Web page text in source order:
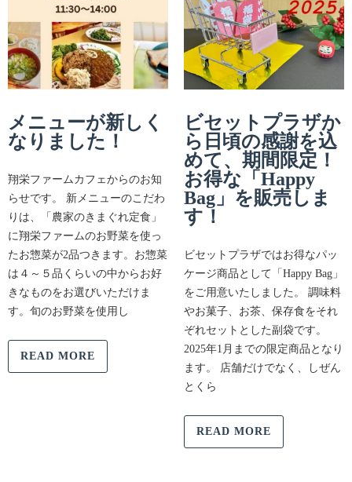
メニューが新しく
なりました！
翔栄ファームカフェからのお知
らせです。 新メニューのこだわ
りは、「農家のきまぐれ定食」
に翔栄ファームのお野菜を使っ
たお惣菜が2品つきます。お惣菜
は４～５品くらいの中からお好
きなものをお選びいただけま
す。旬のお野菜を使用し
READ MORE
ビセットプラザか
ら日頃の感謝を込
めて、期間限定！
お得な「Happy
Bag」を販売しま
す！
ビセットプラザではお得なパッ
ケージ商品として「Happy Bag」
をご用意いたしました。 調味料
やお菓子、お茶、保存食をそれ
ぞれセットとした副袋です。
2025年1月までの限定商品となり
ます。 店舗だけでなく、しぜん
とくら
READ MORE